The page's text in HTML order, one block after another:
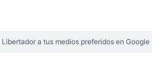
Libertador a tus medios preferidos en Google